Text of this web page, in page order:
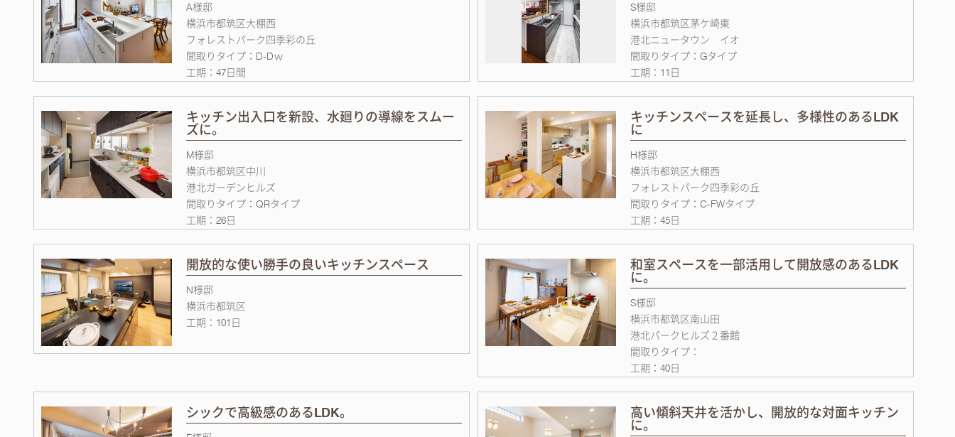
A様邸
横浜市都筑区大棚西
フォレストパーク四季彩の丘
間取りタイプ：D-Dｗ
工期：47日間
S様邸
横浜市都筑区茅ケ崎東
港北ニュータウン イオ
間取りタイプ：Gタイプ
工期：11日
キッチン出入口を新設、水廻りの導線をスムー
ズに。
M様邸
横浜市都筑区中川
港北ガーデンヒルズ
間取りタイプ：QRタイプ
工期：26日
キッチンスペースを延長し、多様性のあるLDK
に
H様邸
横浜市都筑区大棚西
フォレストパーク四季彩の丘
間取りタイプ：C-FWタイプ
工期：45日
開放的な使い勝手の良いキッチンスペース
N様邸
横浜市都筑区
工期：101日
和室スペースを一部活用して開放感のあるLDK
に。
S様邸
横浜市都筑区南山田
港北パークヒルズ２番館
間取りタイプ：
工期：40日
シックで高級感のあるLDK。
高い傾斜天井を活かし、開放的な対面キッチン
に。